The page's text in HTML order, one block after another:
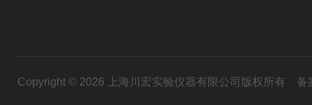
Copyright © 2026 上海川宏实验仪器有限公司版权所有 备